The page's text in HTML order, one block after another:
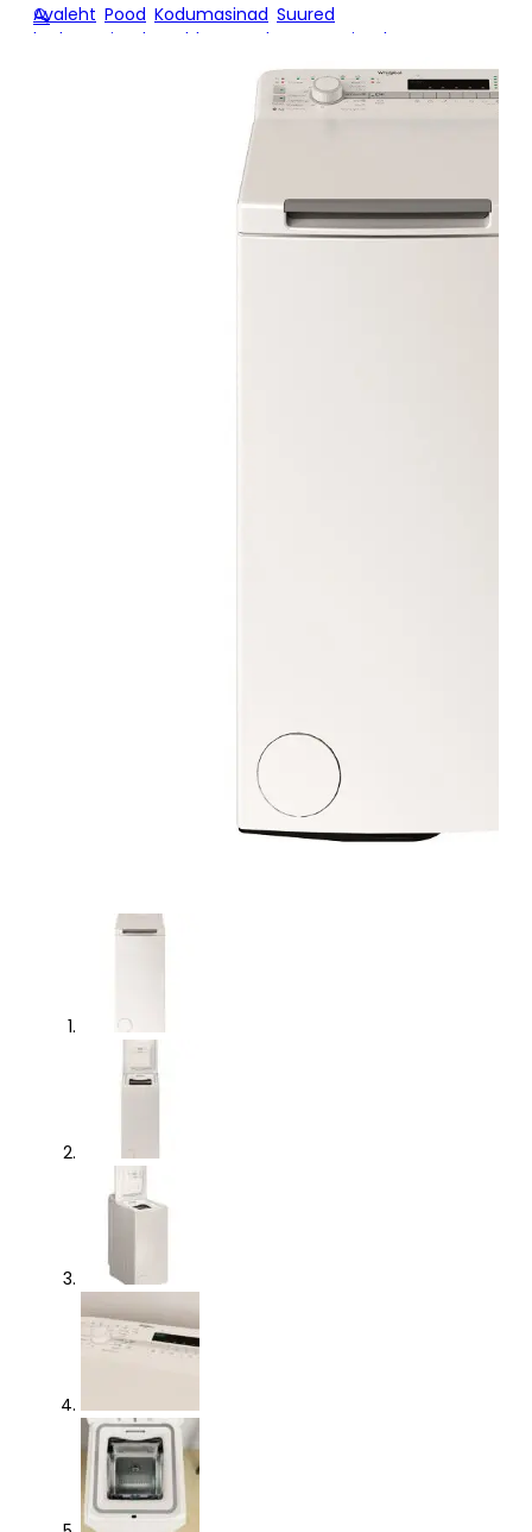
Avaleht Pood Kodumasinad Suured
kodumasinad
Pealtlaetavad pesumasinad
pesumasin Whirlpool TDLR6240SSEUN
🔍